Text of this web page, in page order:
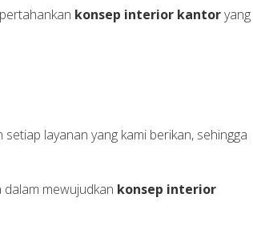
konsep interior kantoryang
layanan yang kami berikan, sehingga
mewujudkan konsep interior